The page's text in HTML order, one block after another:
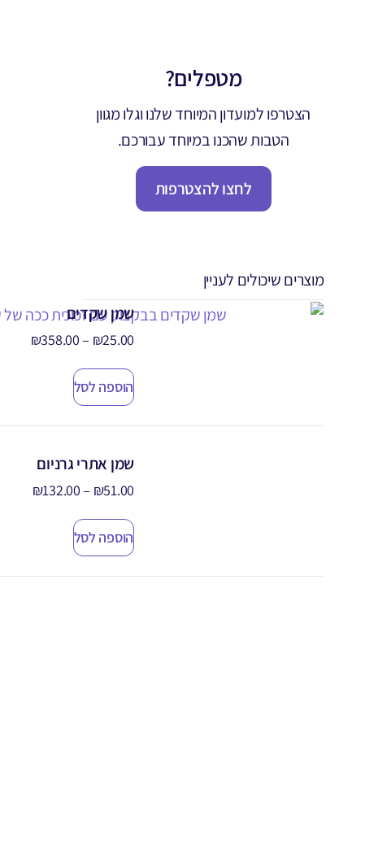
מטפלים?
הצטרפו למועדון המיוחד שלנו וגלו מגוון
הטבות שהכנו במיוחד עבורכם.
לחצו להצטרפות
מוצרים שיכולים לעניין
שמן שקדים
₪25.00
–
₪358.00
הוספה לסל
שמן אתרי גרניום
₪51.00
–
₪132.00
הוספה לסל